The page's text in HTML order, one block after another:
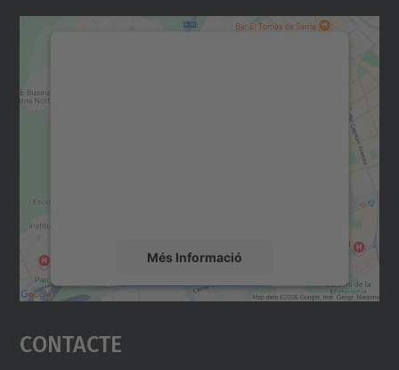
Més Informació
Accepta
powered by
Contacte